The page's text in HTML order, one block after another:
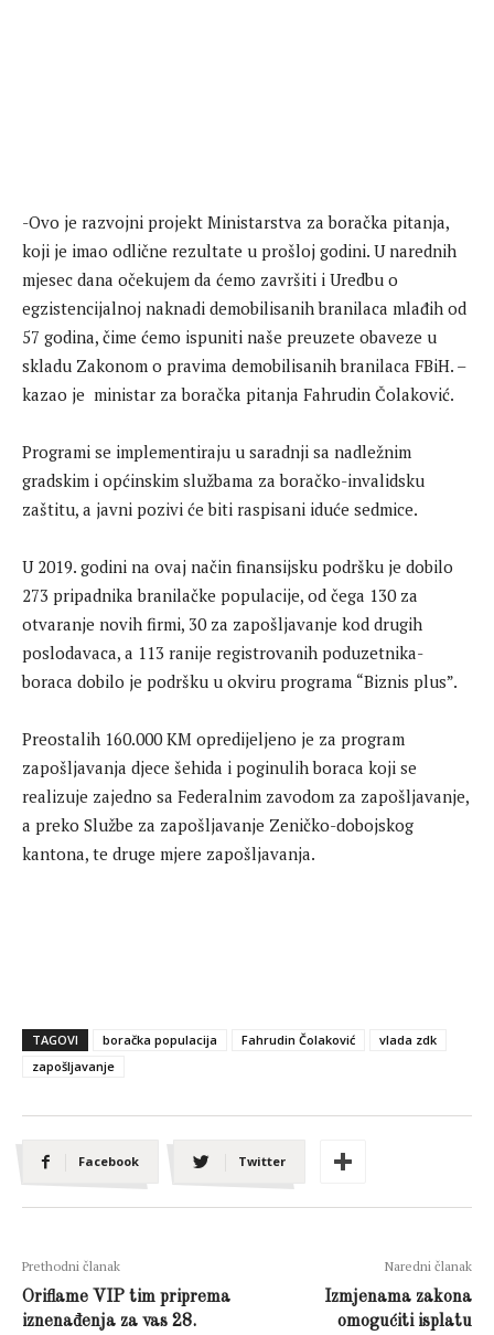
-Ovo je razvojni projekt Ministarstva za boračka pitanja,
koji je imao odlične rezultate u prošloj godini. U narednih
mjesec dana očekujem da ćemo završiti i Uredbu o
egzistencijalnoj naknadi demobilisanih branilaca mlađih od
57 godina, čime ćemo ispuniti naše preuzete obaveze u
skladu Zakonom o pravima demobilisanih branilaca FBiH. –
kazao je ministar za boračka pitanja Fahrudin Čolaković.
Programi se implementiraju u saradnji sa nadležnim
gradskim i općinskim službama za boračko-invalidsku
zaštitu, a javni pozivi će biti raspisani iduće sedmice.
U 2019. godini na ovaj način finansijsku podršku je dobilo
273 pripadnika branilačke populacije, od čega 130 za
otvaranje novih firmi, 30 za zapošljavanje kod drugih
poslodavaca, a 113 ranije registrovanih poduzetnika-
boraca dobilo je podršku u okviru programa “Biznis plus”.
Preostalih 160.000 KM opredijeljeno je za program
zapošljavanja djece šehida i poginulih boraca koji se
realizuje zajedno sa Federalnim zavodom za zapošljavanje,
a preko Službe za zapošljavanje Zeničko-dobojskog
kantona, te druge mjere zapošljavanja.
TAGOVI boračka populacija Fahrudin Čolaković
vlada zdk
zapošljavanje
Facebook Twitter
Prethodni članak
Oriflame VIP tim priprema
iznenađenja za vas 28.
Naredni članak
Izmjenama zakona
omogućiti isplatu